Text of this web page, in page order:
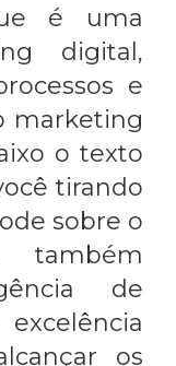
é uma
digital,
e
marketing
o texto
tirando
sobre o
também
de
os